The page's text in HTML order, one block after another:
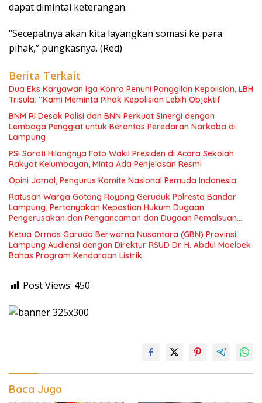
dapat dimintai keterangan.
“Secepatnya akan kita layangkan somasi ke para
pihak,” pungkasnya. (Red)
Berita Terkait
Dua Eks Karyawan Iga Konro Penuhi Panggilan Kepolisian, LBH
Trisula: “Kami Meminta Pihak Kepolisian Lebih Objektif
BNM RI Desak Polisi dan BNN Perkuat Sinergi dengan
Lembaga Penggiat untuk Berantas Peredaran Narkoba di
Lampung
PSI Soroti Hilangnya Foto Wakil Presiden di Acara Sekolah
Rakyat Kelumbayan, Minta Ada Penjelasan Resmi
Opini Jamal, Pengurus Komite Nasional Pemuda Indonesia
Ratusan Warga Gotong Royong Geruduk Polresta Bandar
Lampung, Pertanyakan Kepastian Hukum Dugaan
Pengerusakan dan Pengancaman dan Dugaan Pemalsuan
Ketua Ormas Garuda Berwarna Nusantara (GBN) Provinsi
Lampung Audiensi dengan Direktur RSUD Dr. H. Abdul Moeloek
Bahas Program Kendaraan Listrik
Post Views: 450
Baca Juga